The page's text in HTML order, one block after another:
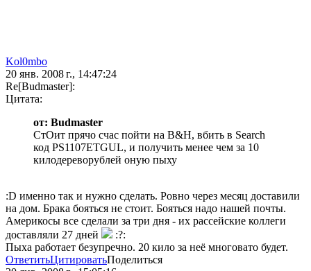
Kol0mbo
20 янв. 2008 г., 14:47:24
Re[Budmaster]:
Цитата:
от: Budmaster
СтОит прячо счас пойти на B&H, вбить в Search
код PS1107ETGUL, и получить менее чем за 10
килодереворублей оную пыху
:D именно так и нужно сделать. Ровно через месяц доставили
на дом. Брака бояться не стоит. Бояться надо нашей почты.
Америкосы все сделали за три дня - их рассейские коллеги
доставляли 27 дней
:?:
Пыха работает безупречно. 20 кило за неё многовато будет.
ОтветитьЦитироватьПоделиться